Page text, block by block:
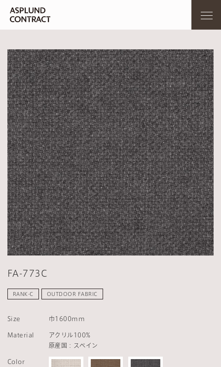
FA-773C
RANK-C OUTDOOR FABRIC
Size 巾1600mm
Material
アクリル100%
原産国：スペイン
Color